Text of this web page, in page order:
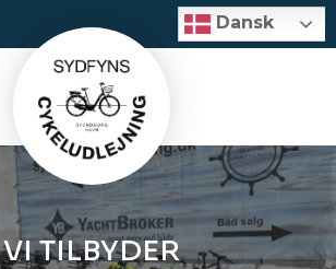
Dansk
Dansk
VI TILBYDER